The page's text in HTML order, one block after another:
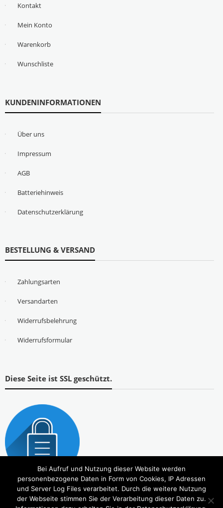
Kontakt
Mein Konto
Warenkorb
Wunschliste
KUNDENINFORMATIONEN
Über uns
Impressum
AGB
Batteriehinweis
Datenschutzerklärung
BESTELLUNG & VERSAND
Zahlungsarten
Versandarten
Widerrufsbelehrung
Widerrufsformular
Diese Seite ist SSL geschützt.
Bei Aufruf und Nutzung dieser Website werden
personenbezogene Daten in Form von Cookies, IP Adressen
und Server Log Files verarbeitet. Durch die weitere Nutzung
der Webseite stimmen Sie der Verarbeitung dieser Daten zu.